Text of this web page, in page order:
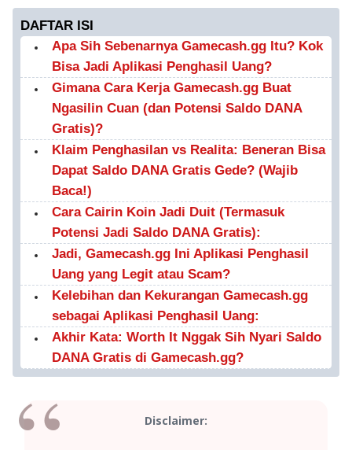
DAFTAR ISI
Apa Sih Sebenarnya Gamecash.gg Itu? Kok
Bisa Jadi Aplikasi Penghasil Uang?
Gimana Cara Kerja Gamecash.gg Buat
Ngasilin Cuan (dan Potensi Saldo DANA
Gratis)?
Klaim Penghasilan vs Realita: Beneran Bisa
Dapat Saldo DANA Gratis Gede? (Wajib
Baca!)
Cara Cairin Koin Jadi Duit (Termasuk
Potensi Jadi Saldo DANA Gratis):
Jadi, Gamecash.gg Ini Aplikasi Penghasil
Uang yang Legit atau Scam?
Kelebihan dan Kekurangan Gamecash.gg
sebagai Aplikasi Penghasil Uang:
Akhir Kata: Worth It Nggak Sih Nyari Saldo
DANA Gratis di Gamecash.gg?
Disclaimer: